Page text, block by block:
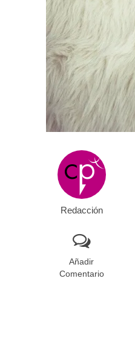
Redacción
Añadir
Comentario